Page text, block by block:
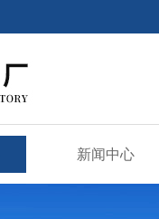
新闻中心